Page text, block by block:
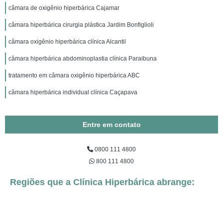
câmara de oxigênio hiperbárica Cajamar
câmara hiperbárica cirurgia plástica Jardim Bonfiglioli
câmara oxigênio hiperbárica clínica Alcantil
câmara hiperbárica abdominoplastia clínica Paraibuna
tratamento em câmara oxigênio hiperbárica ABC
câmara hiperbárica individual clínica Caçapava
Entre em contato
0800 111 4800
800 111 4800
Regiões que a Clínica Hiperbárica abrange: